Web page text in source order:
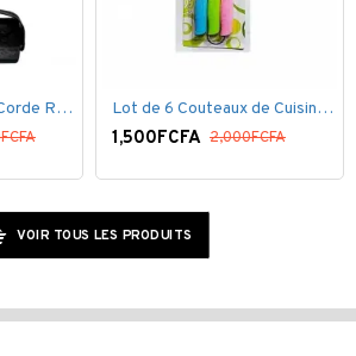
Lot de 6 Couteaux de Cuisine ( 20,5cm ) - Inox Bleu Rose VERT Fer defroisseur à vapeur
15,000FCFA 25,000FCFA
VOIR TOUS LES PRODUITS